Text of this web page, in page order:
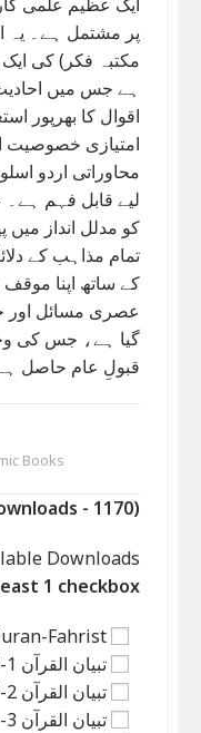
پر مشتمل ہے۔ یہ
مکتبہ فکر) کی ایک
ہے جس میں
اقوال کا بھرپور
امتیازی خصوصیت
محاوراتی اردو
لیے قابل فہم
کو مدلل انداز
تمام مذاہب کے
کے ساتھ اپنا
عصری مسائل اور
گیا ہے، جس کی
قبولِ عام حاصل
Books
(Downloads - 1170)
Downloads
1 checkbox
Fahrist
تبیان القرآن V-1
تبیان القرآن V-2
تبیان القرآن V-3